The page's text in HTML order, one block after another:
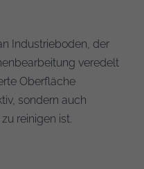
Industrieboden, der
veredelt
Oberfläche
sondern auch
reinigen ist.